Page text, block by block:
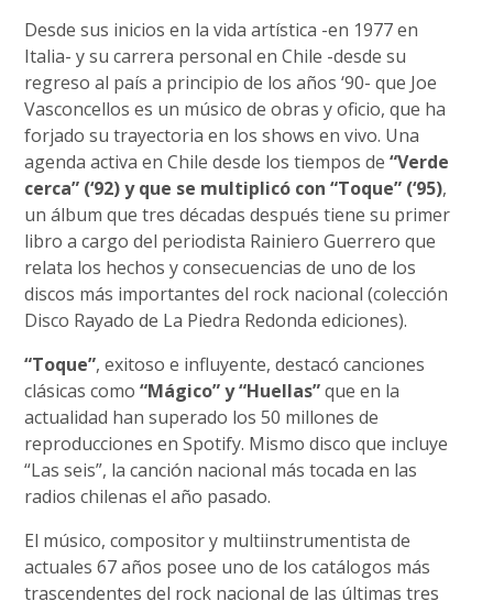
Desde sus inicios en la vida artística -en 1977 en
Italia- y su carrera personal en Chile -desde su
regreso al país a principio de los años ‘90- que Joe
Vasconcellos es un músico de obras y oficio, que ha
forjado su trayectoria en los shows en vivo. Una
agenda activa en Chile desde los tiempos de“Verde
cerca” (‘92) y que se multiplicó con “Toque” (‘95),
un álbum que tres décadas después tiene su primer
libro a cargo del periodista Rainiero Guerrero que
relata los hechos y consecuencias de uno de los
discos más importantes del rock nacional (colección
Disco Rayado de La Piedra Redonda ediciones).
“Toque”, exitoso e influyente, destacó canciones
clásicas como“Mágico” y “Huellas”que en la
actualidad han superado los 50 millones de
reproducciones en Spotify. Mismo disco que incluye
“Las seis”, la canción nacional más tocada en las
radios chilenas el año pasado.
El músico, compositor y multiinstrumentista de
actuales 67 años posee uno de los catálogos más
trascendentes del rock nacional de las últimas tres